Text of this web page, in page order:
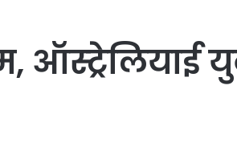
ऑस्ट्रेलियाई